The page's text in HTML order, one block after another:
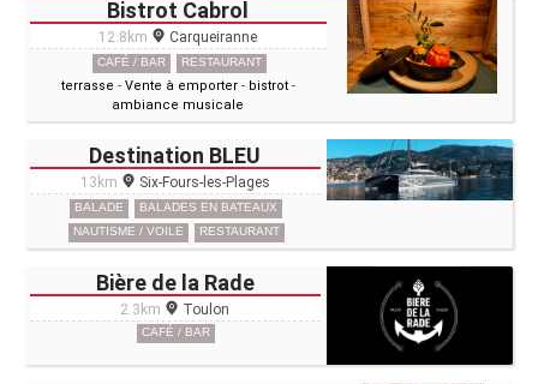
Bistrot Cabrol
12.8km Carqueiranne
CAFÉ / BAR RESTAURANT
terrasse - Vente à emporter - bistrot -
ambiance musicale
Destination BLEU
13km Six-Fours-les-Plages
BALADE
BALADES EN BATEAUX
NAUTISME / VOILE
RESTAURANT
Bière de la Rade
2.3km Toulon
CAFÉ / BAR